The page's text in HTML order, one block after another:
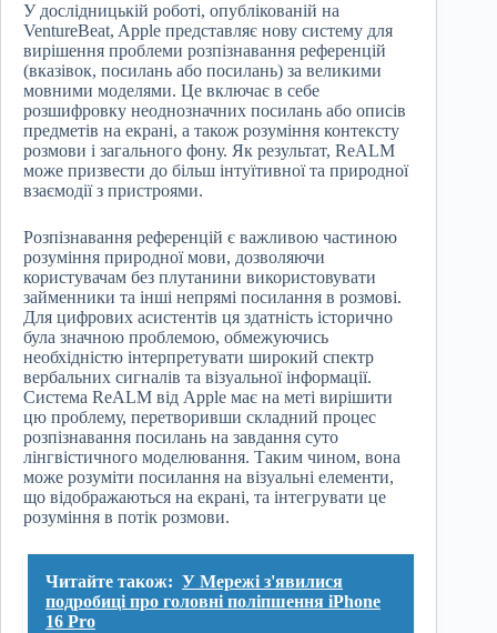
У дослідницькій роботі, опублікованій на
VentureBeat, Apple представляє нову систему для
вирішення проблеми розпізнавання референцій
(вказівок, посилань або посилань) за великими
мовними моделями. Це включає в себе
розшифровку неоднозначних посилань або описів
предметів на екрані, а також розуміння контексту
розмови і загального фону. Як результат, ReALM
може призвести до більш інтуїтивної та природної
взаємодії з пристроями.
Розпізнавання референцій є важливою частиною
розуміння природної мови, дозволяючи
користувачам без плутанини використовувати
займенники та інші непрямі посилання в розмові.
Для цифрових асистентів ця здатність історично
була значною проблемою, обмежуючись
необхідністю інтерпретувати широкий спектр
вербальних сигналів та візуальної інформації.
Система ReALM від Apple має на меті вирішити
цю проблему, перетворивши складний процес
розпізнавання посилань на завдання суто
лінгвістичного моделювання. Таким чином, вона
може розуміти посилання на візуальні елементи,
що відображаються на екрані, та інтегрувати це
розуміння в потік розмови.
Читайте також: У Мережі з'явилися
подробиці про головні поліпшення iPhone
16 Pro